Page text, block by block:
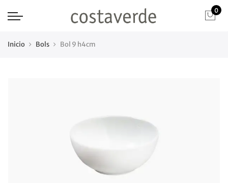
0
Inicio Bols Bol 9 h4cm